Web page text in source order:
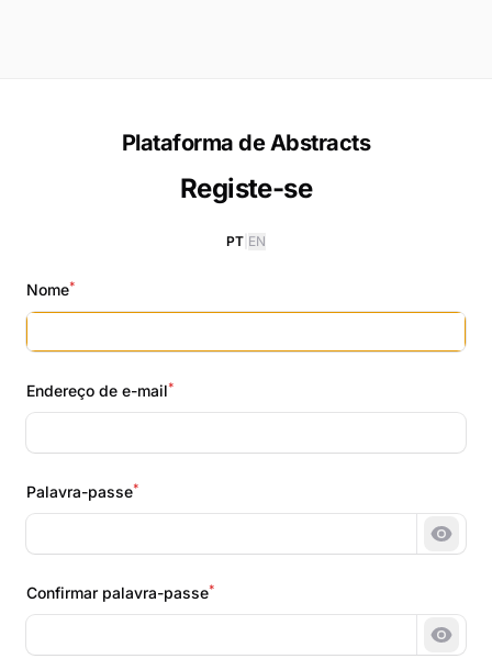
Plataforma de Abstracts
Registe-se
PT EN
Nome*
Endereço de e-mail*
Palavra-passe*
Confirmar palavra-passe*